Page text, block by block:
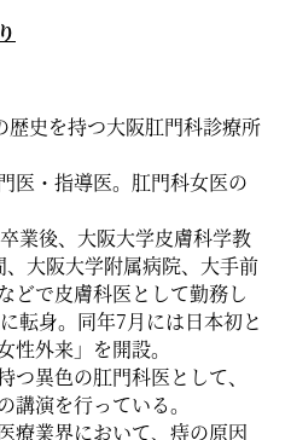
歴史を持つ大阪肛門科診療所
医・指導医。肛門科女医の
業後、大阪大学皮膚科学教
大阪大学附属病院、大手前
どで皮膚科医として勤務し
転身。同年7月には日本初と
性外来」を開設。
異色の肛門科医として、
講演を行っている。
療業界において、痔の原因